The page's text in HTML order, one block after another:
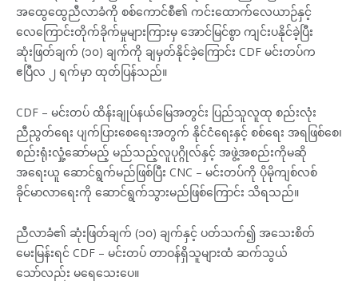
အထွေထွေညီလာခံကို စစ်ကောင်စီ၏ ကင်းထောက်လေယာဉ်နှင့်
လေကြောင်းတိုက်ခိုက်မှုများကြားမှ အောင်မြင်စွာ ကျင်းပနိုင်ခဲ့ပြီး
ဆုံးဖြတ်ချက် (၁၀) ချက်ကို ချမှတ်နိုင်ခဲ့ကြောင်း CDF မင်းတပ်က
ဧပြီလ ၂ ရက်မှာ ထုတ်ပြန်သည်။
CDF – မင်းတပ် ထိန်းချုပ်နယ်မြေအတွင်း ပြည်သူလူထု စည်းလုံး
ညီညွတ်ရေး ပျက်ပြားစေရေးအတွက် နိုင်ငံရေးနှင့် စစ်ရေး အရဖြစ်စေ၊
စည်းရုံးလှုံ့ဆော်မည့် မည်သည့်လူပုဂ္ဂိုလ်နှင့် အဖွဲ့အစည်းကိုမဆို
အရေးယူ ဆောင်ရွက်မည်ဖြစ်ပြီး CNC – မင်းတပ်ကို ပိုမိုကျစ်လစ်
ခိုင်မာလာရေးကို ဆောင်ရွက်သွားမည်ဖြစ်ကြောင်း သိရသည်။
ညီလာခံ၏ ဆုံးဖြတ်ချက် (၁၀) ချက်နှင့် ပတ်သက်၍ အသေးစိတ်
မေးမြန်းရင် CDF – မင်းတပ် တာဝန်ရှိသူများထံ ဆက်သွယ်
သော်လည်း မရေသေးပေ။